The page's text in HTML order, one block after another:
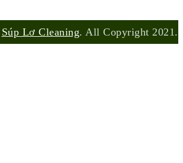
Súp Lơ Cleaning. All Copyright 2021.